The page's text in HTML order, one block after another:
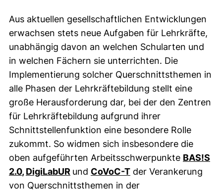
Aus aktuellen gesellschaftlichen Entwicklungen
erwachsen stets neue Aufgaben für Lehrkräfte,
unabhängig davon an welchen Schularten und
in welchen Fächern sie unterrichten. Die
Implementierung solcher Querschnittsthemen in
alle Phasen der Lehrkräftebildung stellt eine
große Herausforderung dar, bei der den Zentren
für Lehrkräftebildung aufgrund ihrer
Schnittstellenfunktion eine besondere Rolle
zukommt. So widmen sich insbesondere die
oben aufgeführten Arbeitsschwerpunkte BAS!S
2.0, DigiLabUR und CoVoC-T der Verankerung
von Querschnittsthemen in der